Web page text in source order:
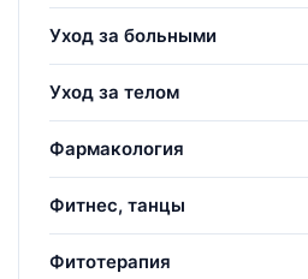
Уход за больными
Уход за телом
Фармакология
Фитнес, танцы
Фитотерапия